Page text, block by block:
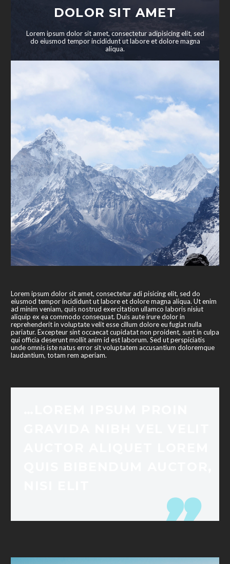
DOLOR SIT AMET
Lorem ipsum dolor sit amet, consectetur adipisicing elit, sed
do eiusmod tempor incididunt ut labore et dolore magna
aliqua.
Lorem ipsum dolor sit amet, consectetur adi pisicing elit, sed do
eiusmod tempor incididunt ut labore et dolore magna aliqua. Ut enim
ad minim veniam, quis nostrud exercitation ullamco laboris nisiut
aliquip ex ea commodo consequat. Duis aute irure dolor in
reprehenderit in voluptate velit esse cillum dolore eu fugiat nulla
pariatur. Excepteur sint occaecat cupidatat non proident, sunt in culpa
qui officia deserunt mollit anim id est laborum. Sed ut perspiciatis
unde omnis iste natus error sit voluptatem accusantium doloremque
laudantium, totam rem aperiam.